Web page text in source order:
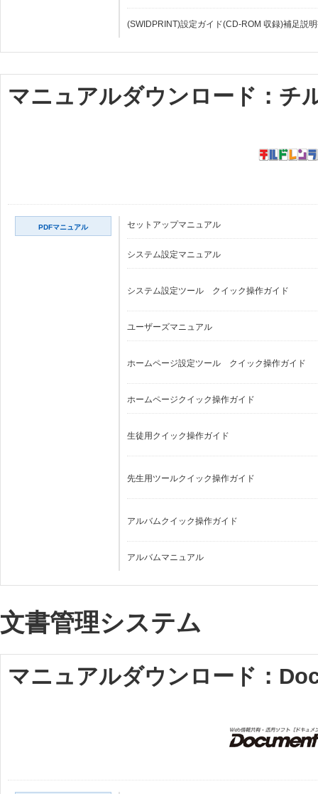
(SWIDPRINT)設定ガイド(CD-ROM 収録)補足説
マニュアルダウンロード：チ
PDFマニュアル セットアップマニュアル
システム設定マニュアル
システム設定ツール クイック操作ガイド
ユーザーズマニュアル
ホームページ設定ツール クイック操作ガイド
ホームページクイック操作ガイド
生徒用クイック操作ガイド
先生用ツールクイック操作ガイド
アルバムクイック操作ガイド
アルバムマニュアル
文書管理システム
マニュアルダウンロード：